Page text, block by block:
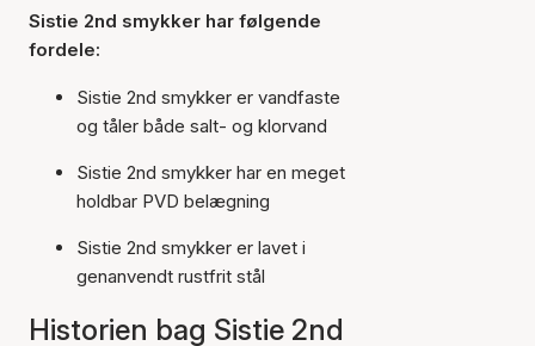
Sistie 2nd smykker har følgende
fordele:
Sistie 2nd smykker er vandfaste
og tåler både salt- og klorvand
Sistie 2nd smykker har en meget
holdbar PVD belægning
Sistie 2nd smykker er lavet i
genanvendt rustfrit stål
Historien bag Sistie 2nd